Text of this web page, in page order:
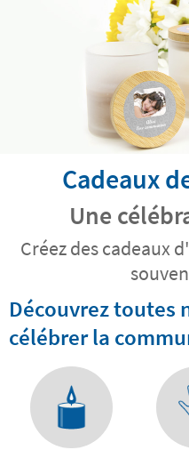
Cadeaux
Une
Créez des cadeaux
Découvrez toutes
célébrer la